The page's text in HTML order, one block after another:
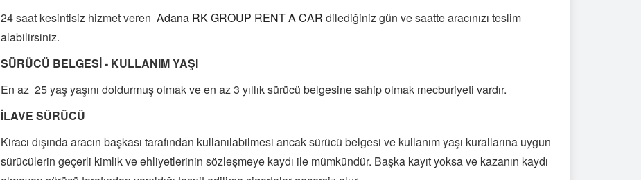
24 saat kesintisiz hizmet veren Adana RK GROUP RENT A CAR dilediğiniz gün ve saatte aracınızı teslim
alabilirsiniz.
SÜRÜCÜ BELGESİ - KULLANIM YAŞI
En az 25 yaş yaşını doldurmuş olmak ve en az 3 yıllık sürücü belgesine sahip olmak mecburiyeti vardır.
İLAVE SÜRÜCÜ
Kiracı dışında aracın başkası tarafından kullanılabilmesi ancak sürücü belgesi ve kullanım yaşı kurallarına uygun
sürücülerin geçerli kimlik ve ehliyetlerinin sözleşmeye kaydı ile mümkündür. Başka kayıt yoksa ve kazanın kaydı